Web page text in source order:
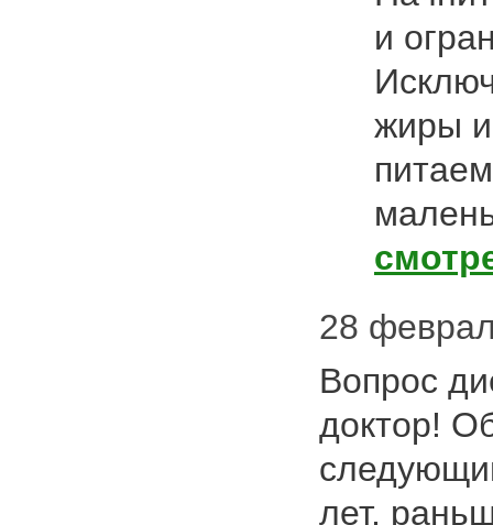
и
жиры
28
Вопрос
доктор!
лет,